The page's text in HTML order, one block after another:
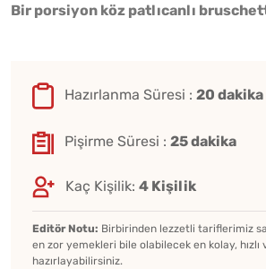
Bir porsiyon köz patlıcanlı
Hazırlanma Süresi : 20 dakika
Pişirme Süresi : 25 dakika
Kaç Kişilik: 4 Kişilik
Editör Notu: Birbirinden lezzetli tariflerimiz
en zor yemekleri bile olabilecek en kolay, hızlı
hazırlayabilirsiniz.